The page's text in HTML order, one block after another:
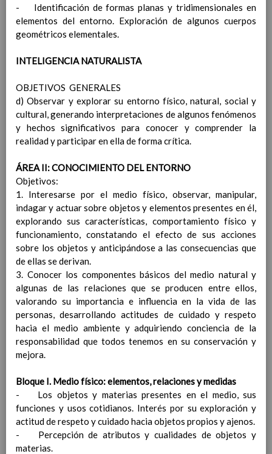
especÃ­fica de apoyo educativo
Las sesiones de evaluaciÃ³n. Actas
Procedimiento para la informaciÃ³n a las
Criterios de promociÃ³n del alumnado
la informaciÃ³n y criterio del tutor/a
Procedimiento para oÃ­r a los/as tutores/as
legales del alumnado previo a la toma de
decisiÃ³n de promociÃ³n
Procedimiento de reclamaciÃ³n a las
promociÃ³n
Criterios pedagÃ³gicos para la determinaciÃ³n del
horario individual del profesorado, y la dedicaciÃ³n
de las personas responsables de los Ã³rganos de
coordinaciÃ³n docente, asÃ­ como la asignaciÃ³n de
tutorÃ­as y agrupamientos de alumnado.
Normativa relacionada
Criterios pedagÃ³gicos para la asignaciÃ³n
de enseÃ±anzas y tutorÃ­as
Elaborado 8 / Sep / 2018
Plan de atenciÃ³n a la diversidad.
DetecciÃ³n durante el proceso de nueva
escolarizaciÃ³n
DetecciÃ³n durante el proceso de
detecciÃ³n de indicios de NEAE
El procedimiento de solicitud de evaluaciÃ³n
psicopedagÃ³gica
OrganizaciÃ³n de la respuesta educativa
AtenciÃ³n educativa diferente a la
- Identificación de formas planas y tridimensionales en
elementos del entorno. Exploración de algunos cuerpos
geométricos elementales.
INTELIGENCIA NATURALISTA
OBJETIVOS GENERALES
d) Observar y explorar su entorno físico, natural, social y
cultural, generando interpretaciones de algunos fenómenos
y hechos significativos para conocer y comprender la
realidad y participar en ella de forma crítica.
ÁREA II: CONOCIMIENTO DEL ENTORNO
Objetivos:
1. Interesarse por el medio físico, observar, manipular,
indagar y actuar sobre objetos y elementos presentes en él,
explorando sus características, comportamiento físico y
funcionamiento, constatando el efecto de sus acciones
sobre los objetos y anticipándose a las consecuencias que
de ellas se derivan.
3. Conocer los componentes básicos del medio natural y
algunas de las relaciones que se producen entre ellos,
valorando su importancia e influencia en la vida de las
personas, desarrollando actitudes de cuidado y respeto
hacia el medio ambiente y adquiriendo conciencia de la
responsabilidad que todos tenemos en su conservación y
mejora.
Bloque I. Medio físico: elementos, relaciones y medidas
- Los objetos y materias presentes en el medio, sus
funciones y usos cotidianos. Interés por su exploración y
actitud de respeto y cuidado hacia objetos propios y ajenos.
- Percepción de atributos y cualidades de objetos y
materias.